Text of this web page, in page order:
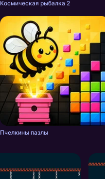
Космическая рыбалка 2
Пчелкины пазлы